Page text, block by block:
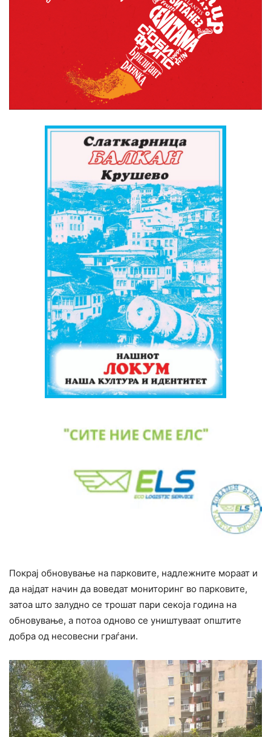
Покрај обновување на парковите, надлежните мораат и
да најдат начин да воведат мониторинг во парковите,
затоа што залудно се трошат пари секоја година на
обновување, а потоа одново се уништуваат општите
добра од несовесни граѓани.